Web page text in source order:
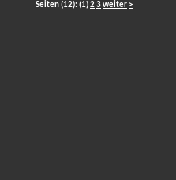
Seiten(12):(1)23weiter >